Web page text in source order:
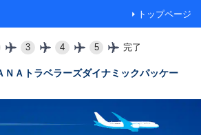
トップページ
3 4 5 完了
ＮＡトラベラーズダイナミックパッケー